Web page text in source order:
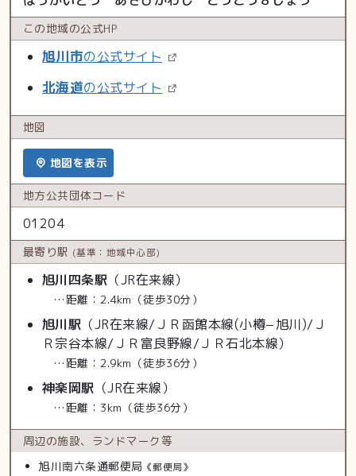
この地域の公式HP
旭川市の公式サイト
北海道の公式サイト
地図
地図を表示
地方公共団体コード
01204
最寄り駅 (基準：地域中心部)
旭川四条駅 （JR在来線）
…距離：2.4km（徒歩30分）
旭川駅 （JR在来線/ＪＲ函館本線(小樽−旭川)/Ｊ
Ｒ宗谷本線/ＪＲ富良野線/ＪＲ石北本線）
…距離：2.9km（徒歩36分）
神楽岡駅 （JR在来線）
…距離：3km（徒歩36分）
周辺の施設、 ランドマーク等
旭川南六条通郵便局 《郵便局》